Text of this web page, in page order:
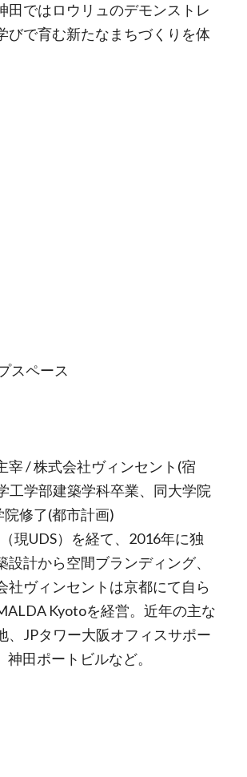
田ではロウリュのデモンストレ
びで育む新たなまちづくりを体
スペース
/ 株式会社ヴィンセント(宿
工学部建築学科卒業、同大学院
修了(都市計画)
現UDS）を経て、2016年に独
計から空間ブランディング、
社ヴィンセントは京都にて自ら
Kyotoを経営。近年の主な
JPタワー大阪オフィスサポー
田ポートビルなど。